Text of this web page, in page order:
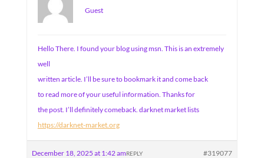
Guest
Hello There. I found your blog using msn. This is an extremely
well
written article. I’ll be sure to bookmark it and come back
to read more of your useful information. Thanks for
the post. I’ll definitely comeback. darknet market lists
https://darknet-market.org
December 18, 2025 at 1:42 am #319077
REPLY